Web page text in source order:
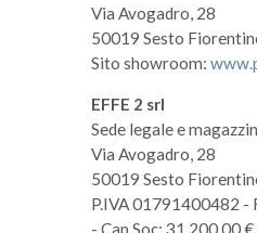
Via Avogadro, 28
50019 Sesto
Sito showroom:
EFFE 2 srl
Sede legale e
Via Avogadro, 28
50019 Sesto
P.IVA 01791400482 -
- Cap.Soc: 31.200,00 €